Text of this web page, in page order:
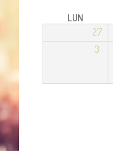
LUN
27
3